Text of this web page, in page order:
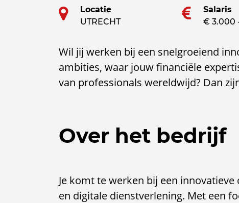
Locatie
UTRECHT
Salaris
€ 3.000
Wil jij werken bij een snelgroeiend
ambities, waar jouw financiële
van professionals wereldwijd? Dan
Over het bedrijf
Je komt te werken bij een
en digitale dienstverlening. Met een